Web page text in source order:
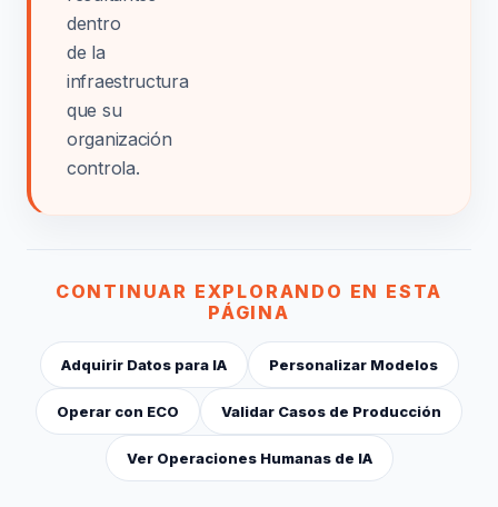
dentro
de la
infraestructura
que su
organización
controla.
CONTINUAR EXPLORANDO EN ESTA
PÁGINA
Adquirir Datos para IA Personalizar Modelos
Operar con ECO Validar Casos de Producción
Ver Operaciones Humanas de IA